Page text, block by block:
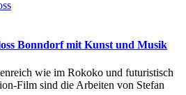
Bonndorf mit Kunst und Musik
wie im Rokoko und futuristisch
Film sind die Arbeiten von Stefan